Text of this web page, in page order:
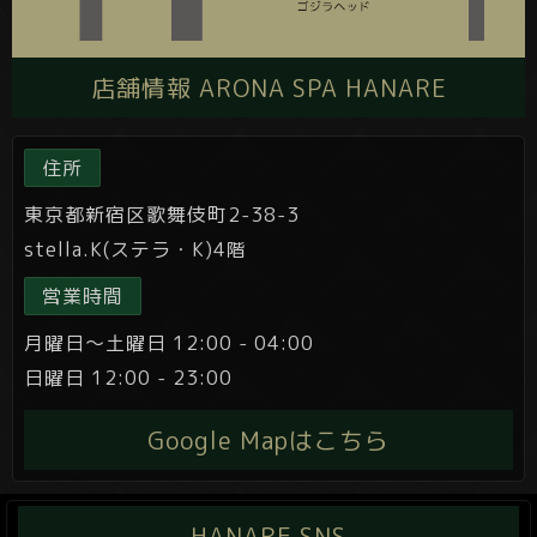
店舗情報 ARONA SPA HANARE
住所
東京都新宿区歌舞伎町2-38-3
stella.K(ステラ・K)4階
営業時間
月曜日～土曜日 12:00 - 04:00
日曜日 12:00 - 23:00
Google Mapはこちら